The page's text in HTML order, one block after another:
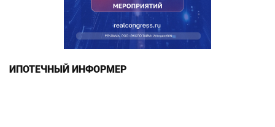
ИПОТЕЧНЫЙ ИНФОРМЕР